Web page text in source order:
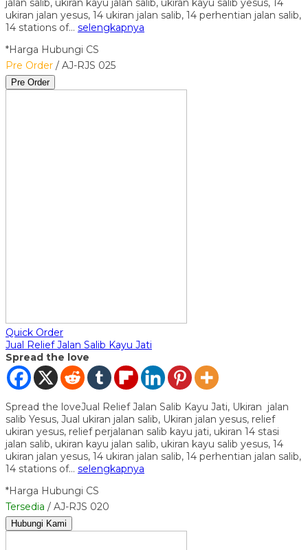
jalan salib, ukiran kayu jalan salib, ukiran kayu salib yesus, 14
ukiran jalan yesus, 14 ukiran jalan salib, 14 perhentian jalan salib,
14 stations of… selengkapnya
*Harga Hubungi CS
Pre Order / AJ-RJS 025
Pre Order
Quick Order
Jual Relief Jalan Salib Kayu Jati
Spread the love
Spread the loveJual Relief Jalan Salib Kayu Jati, Ukiran jalan
salib Yesus, Jual ukiran jalan salib, Ukiran jalan yesus, relief
ukiran yesus, relief perjalanan salib kayu jati, ukiran 14 stasi
jalan salib, ukiran kayu jalan salib, ukiran kayu salib yesus, 14
ukiran jalan yesus, 14 ukiran jalan salib, 14 perhentian jalan salib,
14 stations of… selengkapnya
*Harga Hubungi CS
Tersedia / AJ-RJS 020
Hubungi Kami